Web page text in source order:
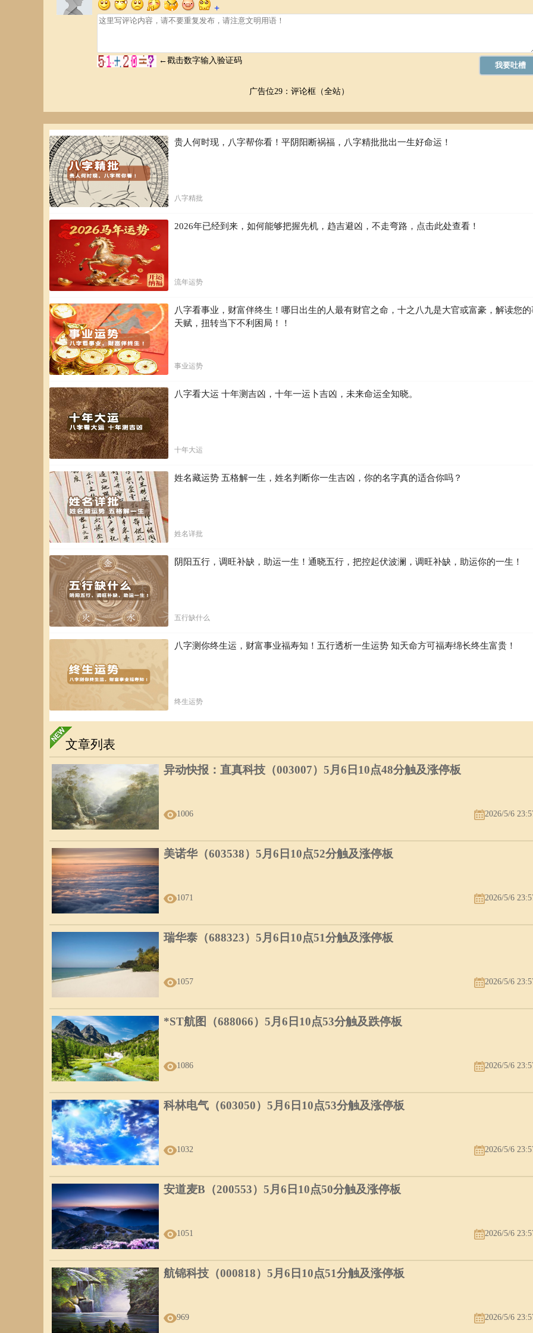
广告位29：评论框（全站）
贵人何时现，八字帮你看！平阴阳断祸福，八字精批批出一生好命运！
八字精批
2026年已经到来，如何能够把握先机，趋吉避凶，不走弯路，点击此处查看！
流年运势
八字看事业，财富伴终生！哪日出生的人最有财官之命，十之八九是大官或富豪，解读您
天赋，扭转当下不利困局！！
事业运势
八字看大运 十年测吉凶，十年一运卜吉凶，未来命运全知晓。
十年大运
姓名藏运势 五格解一生，姓名判断你一生吉凶，你的名字真的适合你吗？
姓名详批
阴阳五行，调旺补缺，助运一生！通晓五行，把控起伏波澜，调旺补缺，助运你的一生！
五行缺什么
八字测你终生运，财富事业福寿知！五行透析一生运势 知天命方可福寿绵长终生富贵！
终生运势
文章列表
异动快报：直真科技（003007）5月6日10点48分触及涨停板
1006 2026/5/6
美诺华（603538）5月6日10点52分触及涨停板
1071 2026/5/6
瑞华泰（688323）5月6日10点51分触及涨停板
1057 2026/5/6
*ST航图（688066）5月6日10点53分触及跌停板
1086 2026/5/6
科林电气（603050）5月6日10点53分触及涨停板
1032 2026/5/6
安道麦B（200553）5月6日10点50分触及涨停板
1051 2026/5/6
航锦科技（000818）5月6日10点51分触及涨停板
969 2026/5/6